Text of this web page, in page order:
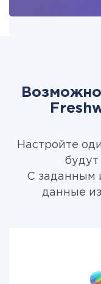
Настройте
будут
С заданным
данные